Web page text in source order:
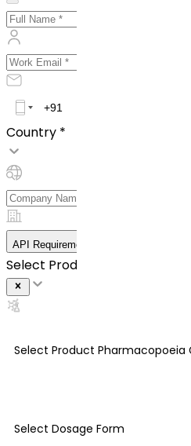
Country *
API Requirement Details
Select Product *
Select Product Pharmacopoeia
Select Dosage Form